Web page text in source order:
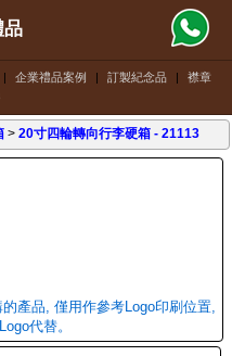
| 企業禮品案例 | 訂製紀念品 |
襟章
品
>20寸四輪轉向行李硬箱 - 21113
產品, 僅用作參考Logo印刷位置,
代替。